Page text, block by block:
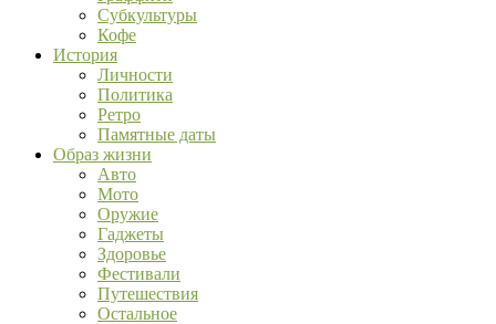
Субкультуры
Кофе
История
Личности
Политика
Ретро
Памятные даты
Образ жизни
Авто
Мото
Оружие
Гаджеты
Здоровье
Фестивали
Путешествия
Остальное